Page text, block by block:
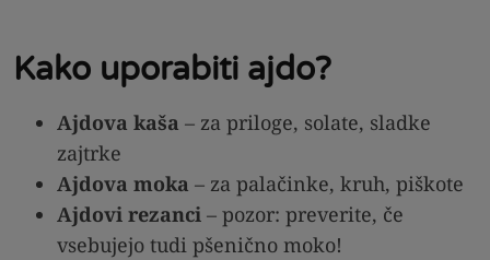
Kako uporabiti ajdo?
Ajdova kaša – za priloge, solate, sladke
zajtrke
Ajdova moka – za palačinke, kruh, piškote
Ajdovi rezanci – pozor: preverite, če
vsebujejo tudi pšenično moko!